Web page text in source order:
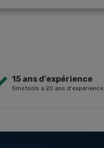
15 ans d'expérience
Smstools a 20 ans d'expérience